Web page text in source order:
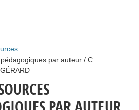
par auteur
C